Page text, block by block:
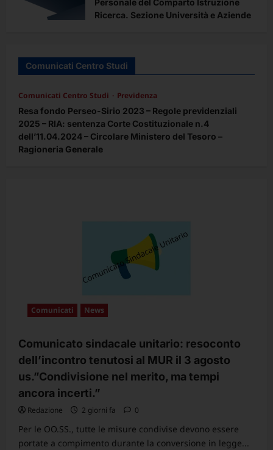
Personale del Comparto Istruzione
Ricerca. Sezione Università e Aziende
Comunicati Centro Studi
Comunicati Centro Studi
Previdenza
Resa fondo Perseo-Sirio 2023 – Regole previdenziali
2025 – RIA: sentenza Corte Costituzionale n.4
dell’11.04.2024 – Circolare Ministero del Tesoro –
Ragioneria Generale
Comunicati News
Comunicato sindacale unitario: resoconto
dell’incontro tenutosi al MUR il 3 agosto
us.”Condivisione nel merito, ma tempi
ancora incerti.”
Redazione 2 giorni fa 0
Per le OO.SS., tutte le misure condivise devono essere
portate a compimento durante la conversione in legge...